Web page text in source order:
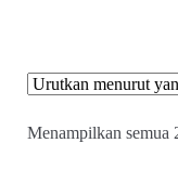
Menampilkan semua